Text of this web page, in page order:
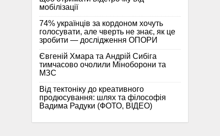
мобілізації
74% українців за кордоном хочуть
голосувати, але чверть не знає, як це
зробити — дослідження ОПОРИ
Євгеній Хмара та Андрій Сибіга
тимчасово очолили Міноборони та
МЗС
Від тектоніку до креативного
продюсування: шлях та філософія
Вадима Радуки (ФОТО, ВІДЕО)